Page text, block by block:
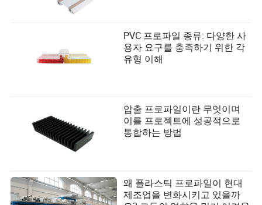
PVC 프로파일 종류: 다양한 사
용자 요구를 충족하기 위한 각
유형 이해
압출 프로파일이란 무엇이며
이를 프로젝트에 성공적으로
통합하는 방법
왜 플라스틱 프로파일이 현대
제조업을 변화시키고 있을까